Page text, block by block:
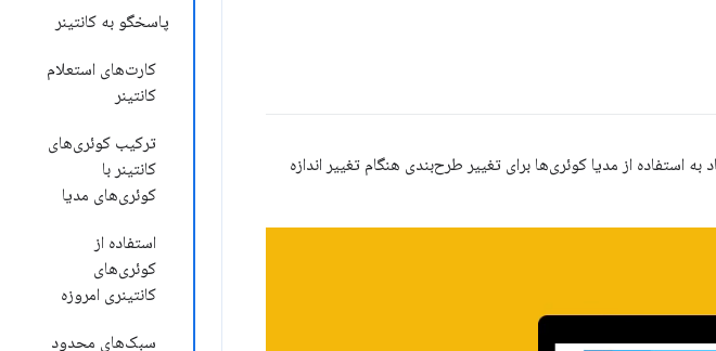
پاسخگو به کانتینر
کارت‌های استعلام
کانتینر
ترکیب کوئری‌های
کانتینر با
کوئری‌های مدیا
استفاده از
کوئری‌های
کانتینری امروزه
سبک‌های محدود
استفاده از مدیا کوئری‌ها برای تغییر طرح‌بندی هنگام تغییر اندازه